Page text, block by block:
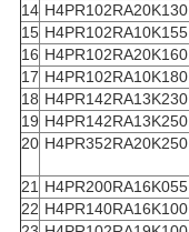
14 H4PR102RA20K130
15 H4PR102RA10K155
16 H4PR102RA20K160
17 H4PR102RA10K180
18 H4PR142RA13K230
19 H4PR142RA13K250
20 H4PR352RA20K250
21 H4PR200RA16K055
22 H4PR140RA16K100